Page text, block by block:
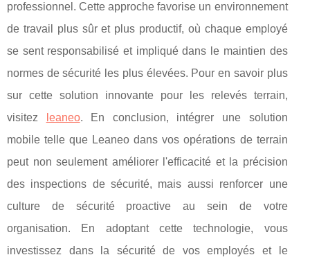
professionnel. Cette approche favorise un environnement
de travail plus sûr et plus productif, où chaque employé
se sent responsabilisé et impliqué dans le maintien des
normes de sécurité les plus élevées. Pour en savoir plus
sur cette solution innovante pour les relevés terrain,
visitez
leaneo. En conclusion, intégrer une solution
mobile telle que Leaneo dans vos opérations de terrain
peut non seulement améliorer l'efficacité et la précision
des inspections de sécurité, mais aussi renforcer une
culture de sécurité proactive au sein de votre
organisation. En adoptant cette technologie, vous
investissez dans la sécurité de vos employés et le